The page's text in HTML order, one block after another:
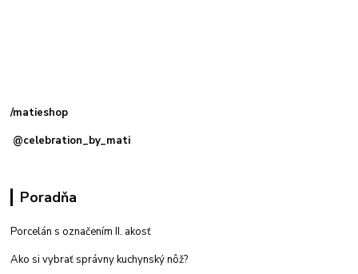
/matieshop
@celebration_by_mati
Poradňa
Porcelán s označením II. akosť
Ako si vybrať správny kuchynský nôž?